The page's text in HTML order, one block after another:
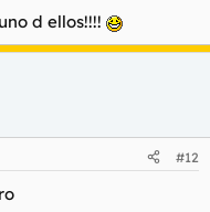
d ellos!!!!
#12